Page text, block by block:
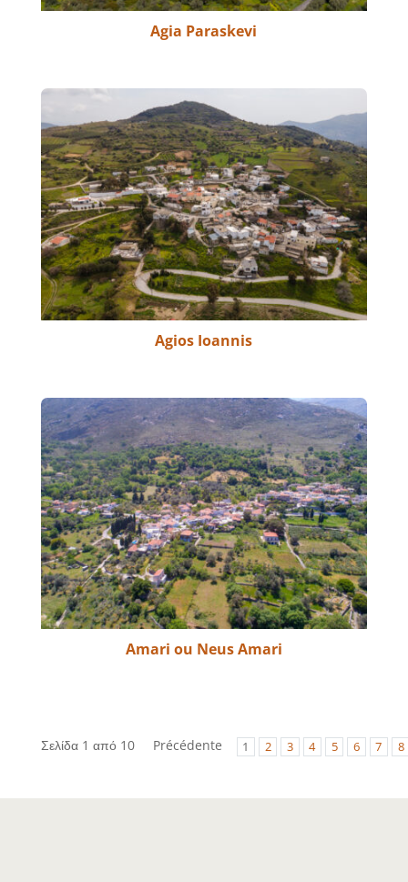
Agia Paraskevi
Agios Ioannis
Amari ou Neus Amari
Σελίδα 1 από 10 Précédente 1 2 3 4 5 6 7 8